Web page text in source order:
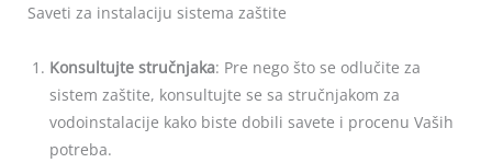
Saveti za instalaciju sistema zaštite
Konsultujte stručnjaka: Pre nego što se odlučite za
sistem zaštite, konsultujte se sa stručnjakom za
vodoinstalacije kako biste dobili savete i procenu Vaših
potreba.